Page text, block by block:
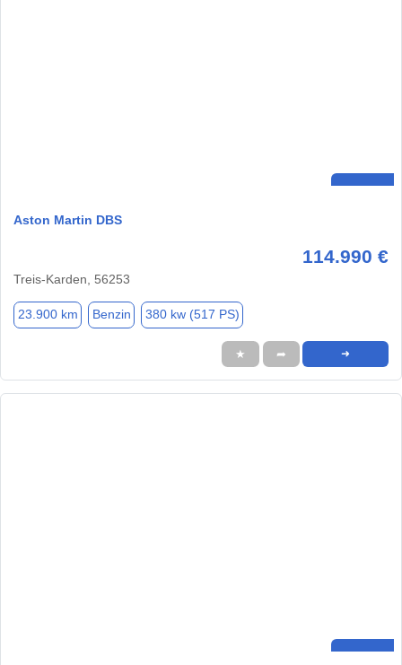
Aston Martin DBS
114.990 €
Treis-Karden, 56253
23.900 km Benzin 380 kw (517 PS)
★ ➦ ➜